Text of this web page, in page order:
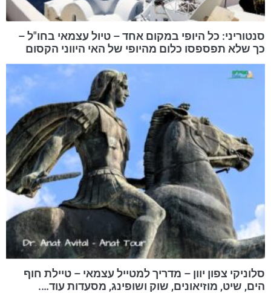
סנטוריני: כל היופי במקום אחד – טיול עצמאי בחו"ל –
כך שלא תפספסו כלום מהיופי של האי היווני הקסום
סלוניקי צפון יוון – מדריך למטייל עצמאי – טיילת חוף
הים, שיט, מוזיאונים, שוק ושופינג, מסעדות עוד….